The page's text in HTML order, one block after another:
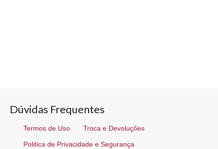
Dúvidas Frequentes
Termos de Uso Troca e Devoluções
Politica de Privacidade e Segurança